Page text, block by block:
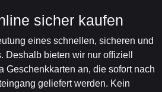
sicher kaufen
eines schnellen, sicheren und
Deshalb bieten wir nur offiziell
Geschenkkarten an, die sofort nach
geliefert werden. Kein